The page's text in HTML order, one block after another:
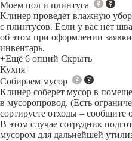
Моем пол и плинтуса
Клинер проведет влажную
с плинтусов. Если у вас нет
об этом при оформлении
инвентарь.
+Ещё 6 опций Скрыть
Кухня
Собираем мусор
Клинер соберет мусор в
в мусоропровод. (Есть
сортируете отходы – сообщите
В этом случае сотрудник
мусором для дальнейшей